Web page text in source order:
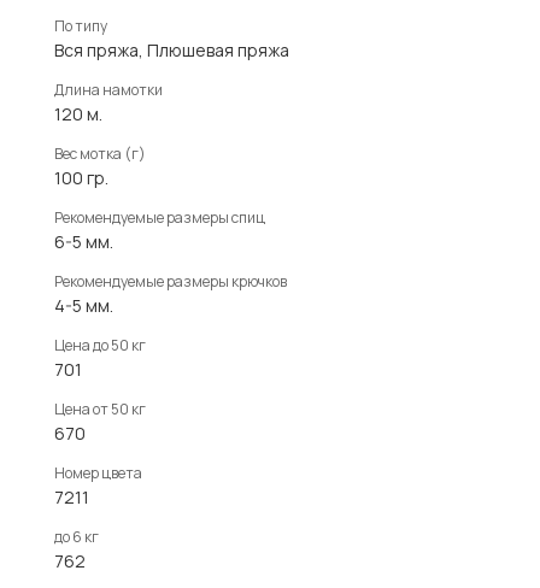
По типу
Вся пряжа, Плюшевая пряжа
Длина намотки
120 м.
Вес мотка (г)
100 гр.
Рекомендуемые размеры спиц
6-5 мм.
Рекомендуемые размеры крючков
4-5 мм.
Цена до 50 кг
701
Цена от 50 кг
670
Номер цвета
7211
до 6 кг
762